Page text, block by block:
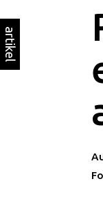
artikel